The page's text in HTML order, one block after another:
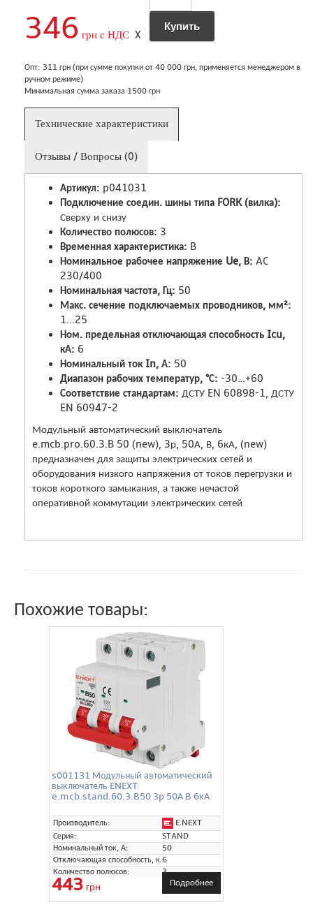
346 грн с НДС X
Опт: 311 грн (при сумме покупки от 40 000 грн, применяется менеджером в
ручном режиме)
Минимальная сумма заказа 1500 грн
Технические характеристики
Отзывы / Вопросы (0)
Артикул: p041031
Подключение соедин. шины типа FORK (вилка):
Сверху и снизу
Количество полюсов: 3
Временная характеристика: B
Номинальное рабочее напряжение Ue, В: AC
230/400
Номинальная частота, Гц: 50
Макс. сечение подключаемых проводников, мм²:
1...25
Ном. предельная отключающая способность Icu,
кА: 6
Номинальный ток In, А: 50
Диапазон рабочих температур, °С: -30…+60
Соответствие стандартам: ДСТУ EN 60898-1, ДСТУ
EN 60947-2
Модульный автоматический выключатель
e.mcb.pro.60.3.B 50 (new), 3р, 50А, В, 6кА, (new)
предназначен для защиты электрических сетей и
оборудования низкого напряжения от токов перегрузки и
токов короткого замыкания, а также нечастой
оперативной коммутации электрических сетей
Похожие товары:
s001131 Модульный автоматический
выключатель ENEXT
e.mcb.stand.60.3.B50 3p 50А B 6кА
Производитель:
E.NEXT
Серия:
STAND
Номинальный ток, А:
50
Отключающая способность, кА:
6
Количество полюсов:
3
443 грн Подробнее